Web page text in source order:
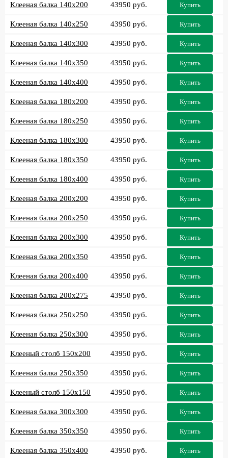
Клееная балка 140x200 43950 руб. Купить
Клееная балка 140x250 43950 руб. Купить
Клееная балка 140x300 43950 руб. Купить
Клееная балка 140x350 43950 руб. Купить
Клееная балка 140x400 43950 руб. Купить
Клееная балка 180x200 43950 руб. Купить
Клееная балка 180x250 43950 руб. Купить
Клееная балка 180x300 43950 руб. Купить
Клееная балка 180x350 43950 руб. Купить
Клееная балка 180x400 43950 руб. Купить
Клееная балка 200x200 43950 руб. Купить
Клееная балка 200x250 43950 руб. Купить
Клееная балка 200x300 43950 руб. Купить
Клееная балка 200x350 43950 руб. Купить
Клееная балка 200x400 43950 руб. Купить
Клееная балка 200x275 43950 руб. Купить
Клееная балка 250x250 43950 руб. Купить
Клееная балка 250x300 43950 руб. Купить
Клееный столб 150x200 43950 руб. Купить
Клееная балка 250x350 43950 руб. Купить
Клееный столб 150x150 43950 руб. Купить
Клееная балка 300x300 43950 руб. Купить
Клееная балка 350x350 43950 руб. Купить
Клееная балка 350x400 43950 руб. Купить